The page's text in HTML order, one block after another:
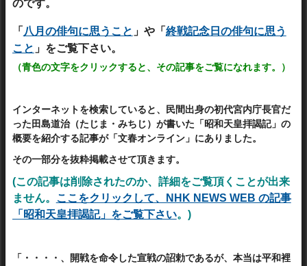
のです。
「 八月の俳句に思うこと 」や「 終戦記念日の俳句に思う
こと 」をご覧下さい。
（青色の文字をクリックすると、その記事をご覧になれます。）
インターネットを検索していると、民間出身の初代宮内庁長官だ
った田島道治（たじま・みちじ）が書いた「昭和天皇拝謁記」の
概要を紹介する記事が「文春オンライン」にありました。
その一部分を抜粋掲載させて頂きます。
(この記事は削除されたのか、詳細をご覧頂くことが出来
ません。 ここをクリックして、NHK NEWS WEB の記事
「昭和天皇拝謁記」をご覧下さい。)
「・・・・、開戦を命令した宣戦の詔勅であるが、本当は平和裡